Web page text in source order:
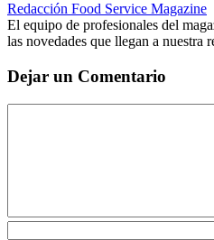
Redacción Food Service Magazine
El equipo de profesionales del
las novedades que llegan a nuestra
Dejar un Comentario